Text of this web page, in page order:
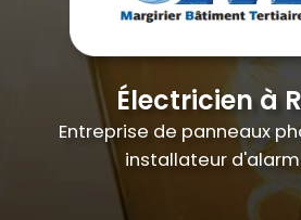
Électricien à
Entreprise de panneaux
installateur